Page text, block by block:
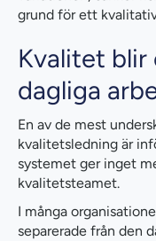
grund för ett
Kvalitet blir
dagliga
En av de mest
kvalitetsledning är
systemet ger inget
kvalitetsteamet.
I många
separerade från den